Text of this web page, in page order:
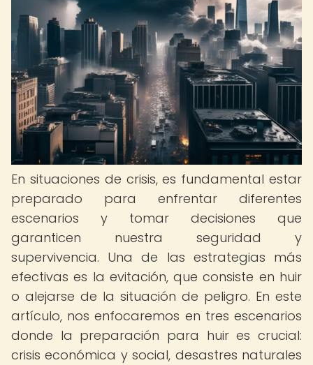
En situaciones de crisis, es fundamental estar
preparado para enfrentar diferentes
escenarios y tomar decisiones que
garanticen nuestra seguridad y
supervivencia. Una de las estrategias más
efectivas es la evitación, que consiste en huir
o alejarse de la situación de peligro. En este
artículo, nos enfocaremos en tres escenarios
donde la preparación para huir es crucial:
crisis económica y social, desastres naturales